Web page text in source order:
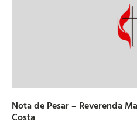
Nota de Pesar – Reverenda
Costa